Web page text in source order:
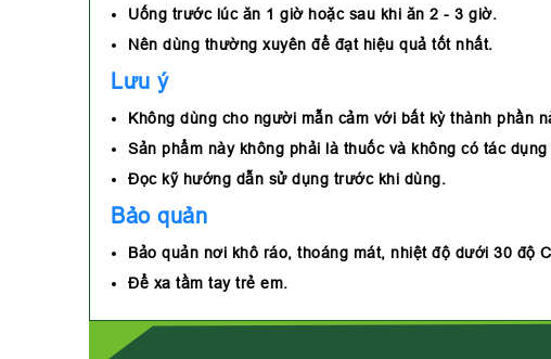
Uống trước lúc ăn 1 giờ hoặc sau khi ăn 2 - 3 giờ.
Nên dùng thường xuyên để đạt hiệu quả tốt nhất.
Lưu ý
Không dùng cho người mẫn cảm với bất kỳ thành phần
Sản phẩm này không phải là thuốc và không có tác
Đọc kỹ hướng dẫn sử dụng trước khi dùng.
Bảo quản
Bảo quản nơi khô ráo, thoáng mát, nhiệt độ dưới 30 độ
Để xa tầm tay trẻ em.